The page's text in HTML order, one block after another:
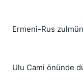
Ermeni-Rus
Ulu Cami önünde